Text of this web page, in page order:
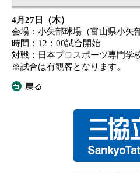
4月 27 日（木）
会場 ： 小矢部球場 （富山県小矢
時間： 12 ： 00試合開始
対戦：日本プロスポーツ専門学
※試合は有観客となります。